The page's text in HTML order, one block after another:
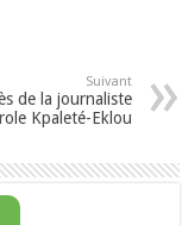
Suivant
de la journaliste
Kpaleté-Eklou